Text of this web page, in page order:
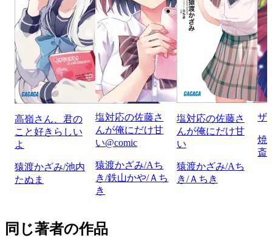
高嶺さん、君の
こと好きらしい
よ
猿渡かざみ/池内
たぬま
塩対応の佐藤さ
んが俺にだけ甘
い@comic
猿渡かざみ/Aち
き/鉄山かや/Ａち
き
塩対応の佐藤さ
んが俺にだけ甘
い
猿渡かざみ/Aち
き/Ａちき
ザ
焼
斎
同じ著者の作品